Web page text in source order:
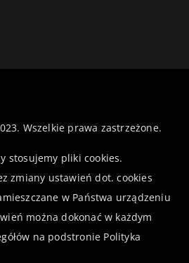
Wszelkie prawa zastrzeżone.
stosujemy pliki cookies.
zmiany ustawień dot. cookies
w Państwa urządzeniu
można dokonać w każdym
na podstronie Polityka